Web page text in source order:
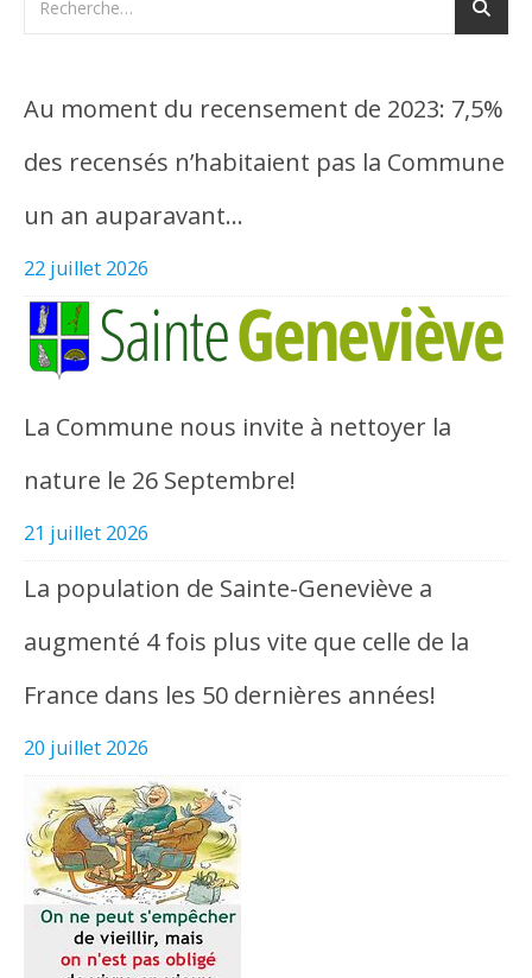
Au moment du recensement de 2023: 7,5%
des recensés n’habitaient pas la Commune
un an auparavant…
22 juillet 2026
La Commune nous invite à nettoyer la
nature le 26 Septembre!
21 juillet 2026
La population de Sainte-Geneviève a
augmenté 4 fois plus vite que celle de la
France dans les 50 dernières années!
20 juillet 2026